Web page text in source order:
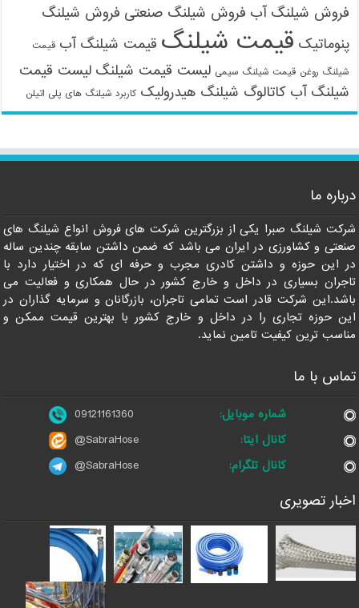
فروش شیلنگ آب فروش شیلنگ صنعتی فروش شیلنگ
پنوماتیک قیمت شیلنگ قیمت شیلنگ آب قیمت
شیلنگ روغن قیمت شیلنگ سیمی لیست قیمت شیلنگ لیست قیمت
شیلنگ آب کاتالوگ شیلنگ هیدرولیک کاربرد شیلنگ های پلی اتیلن
درباره ما
شرکت شیلنگ صبرا یکی از بزرگترین شرکت های فروش انواع شیلنگ های
صنعتی و کشاورزی در ایران می باشد که ضمن داشتن سابقه چندین ساله
در این حوزه و داشتن کادری مجرب و حرفه ای که در اختیار دارد با
تاجران بسیاری در داخل و خارج کشور در حال همکاری و فعالیت می
باشد.این شرکت قادر است تمامی تاجران، بازرگانان و سرمایه گذاران در
این حوزه تجاری را در داخل و خارج کشور با بهترین قیمت ممکن و
مناسب ترین کیفیت تامین نماید.
تماس با ما
شماره موبایل:
09121161360
کانال ایتا:
@SabraHose
کانال تلگرام:
@SabraHose
اخبار تصویری
09121161360